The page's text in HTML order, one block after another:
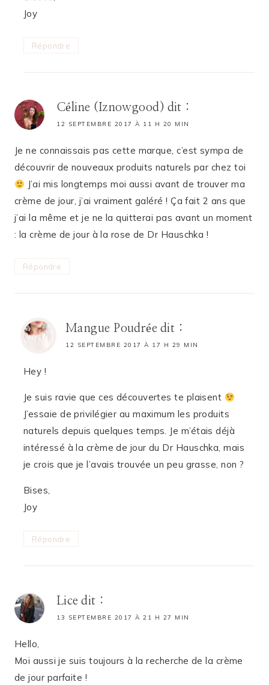
Joy
Répondre
Céline (Iznowgood) dit :
12 SEPTEMBRE 2017 À 11 H 20 MIN
Je ne connaissais pas cette marque, c’est sympa de
découvrir de nouveaux produits naturels par chez toi
J’ai mis longtemps moi aussi avant de trouver ma
crème de jour, j’ai vraiment galéré ! Ça fait 2 ans que
j’ai la même et je ne la quitterai pas avant un moment
: la crème de jour à la rose de Dr Hauschka !
Répondre
Mangue Poudrée dit :
12 SEPTEMBRE 2017 À 17 H 29 MIN
Hey !
Je suis ravie que ces découvertes te plaisent
J’essaie de privilégier au maximum les produits
naturels depuis quelques temps. Je m’étais déjà
intéressé à la crème de jour du Dr Hauschka, mais
je crois que je l’avais trouvée un peu grasse, non ?
Bises,
Joy
Répondre
Lice dit :
13 SEPTEMBRE 2017 À 21 H 27 MIN
Hello,
Moi aussi je suis toujours à la recherche de la crème
de jour parfaite !